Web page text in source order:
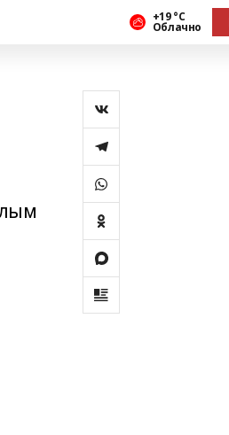
+19 °С
Облачно